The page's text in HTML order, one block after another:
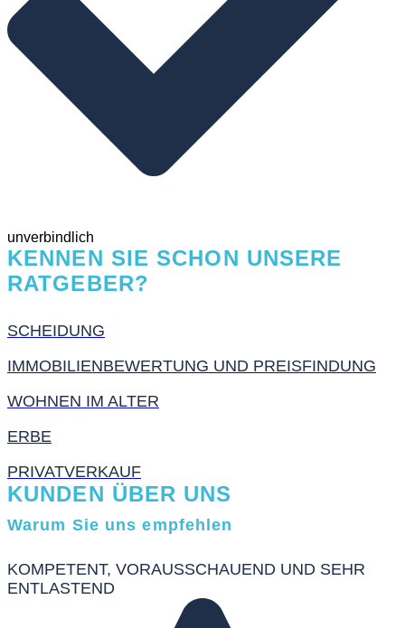
unverbindlich
KENNEN SIE SCHON UNSERE
RATGEBER?
SCHEIDUNG
IMMOBILIENBEWERTUNG UND PREISFINDUNG
WOHNEN IM ALTER
ERBE
PRIVATVERKAUF
KUNDEN ÜBER UNS
Warum Sie uns empfehlen
KOMPETENT, VORAUSSCHAUEND UND SEHR
ENTLASTEND